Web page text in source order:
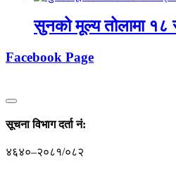
सुनको मूल्य तोलामा १८
Facebook Page
सूचना विभाग दर्ता नं‍:
४६४०–२०८१/०८२